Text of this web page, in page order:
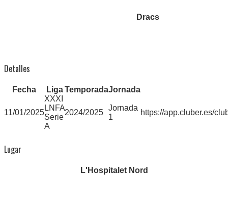
Dracs
Detalles
Fecha Liga TemporadaJornada
11/01/2025
XXXI
LNFA
Serie
A
2024/2025
Jornada
1
https://app.cluber.es/
Lugar
L'Hospitalet Nord